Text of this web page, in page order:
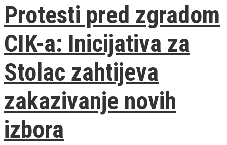
Protesti pred zgradom
CIK-a: Inicijativa za
Stolac zahtijeva
zakazivanje novih
izbora